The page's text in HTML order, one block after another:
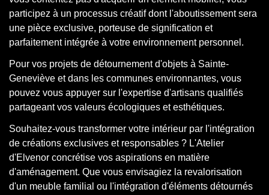
participez à un processus créatif dont l'aboutissement sera
une pièce exclusive, porteuse de signification et
parfaitement intégrée à votre environnement personnel.
Pour vos projets de détournement d'objets à Sainte-
Geneviève et dans les communes environnantes, vous
pouvez vous appuyer sur l'expertise d'artisans qualifiés
partageant vos valeurs écologiques et esthétiques.
Souhaitez-vous transformer votre intérieur par l'intégration
de créations exclusives et responsables ? L'Atelier
d'Elvenor concrétise vos aspirations en matière
d'aménagement. Que vous envisagiez la revalorisation
d'un meuble familial ou l'intégration d'éléments détournés